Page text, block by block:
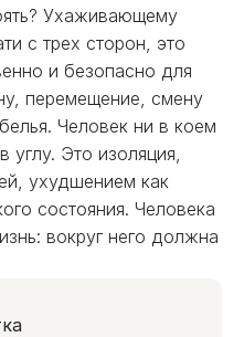
Ухаживающему
с трех сторон, это
и безопасно для
перемещение, смену
Человек ни в коем
углу. Это изоляция,
ухудшением как
состояния. Человека
вокруг него должна